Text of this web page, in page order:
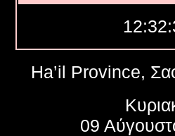
Ha’il Province,
09